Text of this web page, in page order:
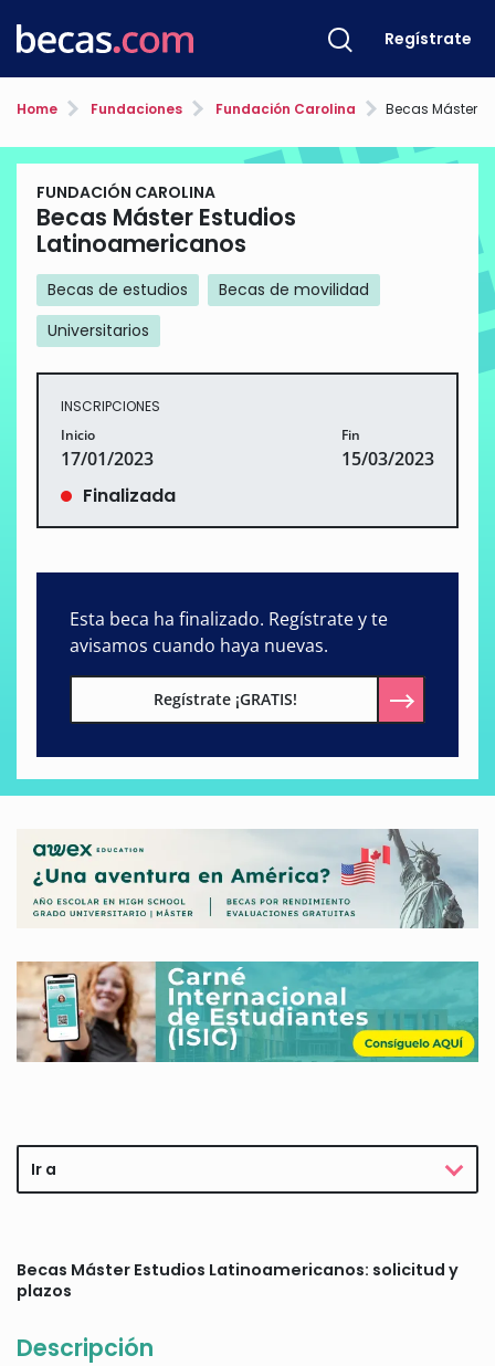
Regístrate
Home Fundaciones Fundación Carolina Becas Máster
FUNDACIÓN CAROLINA
Becas Máster Estudios
Latinoamericanos
Becas de estudios
Becas de movilidad
Universitarios
INSCRIPCIONES
Inicio
17/01/2023
Fin
15/03/2023
Finalizada
Esta beca ha finalizado. Regístrate y te
avisamos cuando haya nuevas.
Regístrate ¡GRATIS!
Ir a
Becas Máster Estudios Latinoamericanos: solicitud y
plazos
Descripción